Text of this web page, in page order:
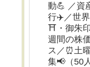
動💪 ／資
行✈️／世
⛩・御朱
週間の株
ス／⏰土
集📢（50